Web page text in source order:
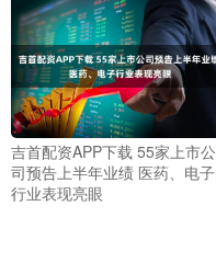
吉首配资APP下载 55家上市公
司预告上半年业绩 医药、电子
行业表现亮眼